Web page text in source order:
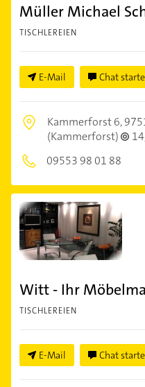
Müller Michael
TISCHLEREIEN
E-Mail Chat
Kammerforst 6,
(Kammerforst)
09553 98 01 88
Witt - Ihr
TISCHLEREIEN
E-Mail Chat